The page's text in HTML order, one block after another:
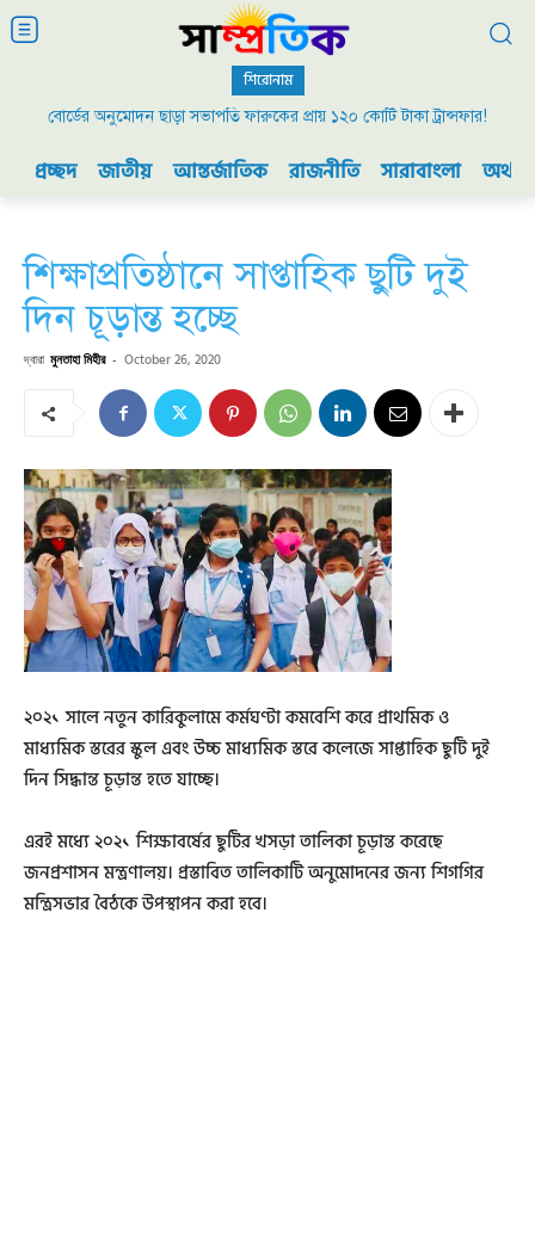
শিরোনাম
বোর্ডের অনুমোদন ছাড়া সভাপতি ফারুকের প্রায় ১২০ কোটি টাকা ট্রান্সফার!
প্রচ্ছদ জাতীয় আন্তর্জাতিক রাজনীতি সারাবাংলা
শিক্ষাপ্রতিষ্ঠানে সাপ্তাহিক ছুটি দুই
দিন চূড়ান্ত হচ্ছে
দ্বারা মুনতাহা মিহীর - October 26, 2020
২০২১ সালে নতুন কারিকুলামে কর্মঘণ্টা কমবেশি করে প্রাথমিক ও
মাধ্যমিক স্তরের স্কুল এবং উচ্চ মাধ্যমিক স্তরে কলেজে সাপ্তাহিক ছুটি দুই
দিন সিদ্ধান্ত চূড়ান্ত হতে যাচ্ছে।
এরই মধ্যে ২০২১ শিক্ষাবর্ষের ছুটির খসড়া তালিকা চূড়ান্ত করেছে
জনপ্রশাসন মন্ত্রণালয়। প্রস্তাবিত তালিকাটি অনুমোদনের জন্য শিগগির
মন্ত্রিসভার বৈঠকে উপস্থাপন করা হবে।